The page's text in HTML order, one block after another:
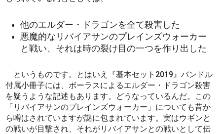
他のエルダー・ドラゴンを全て殺害した
悪魔的なリバイアサンのプレインズウォーカー
と戦い、それは時の裂け目の一つを作り出した
というものです。とはいえ『基本セット2019』バンドル
付属小冊子には、ボーラスによるエルダー・ドラゴン殺害
を疑うような記述もあります。どうなっているんだ。この
「リバイアサンのプレインズウォーカー」についても昔か
ら噂はされていますが謎に包まれています。実はウギンと
の戦いが目撃され、それがリバイアサンとの戦いとして伝